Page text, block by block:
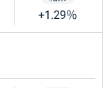
+1.29％